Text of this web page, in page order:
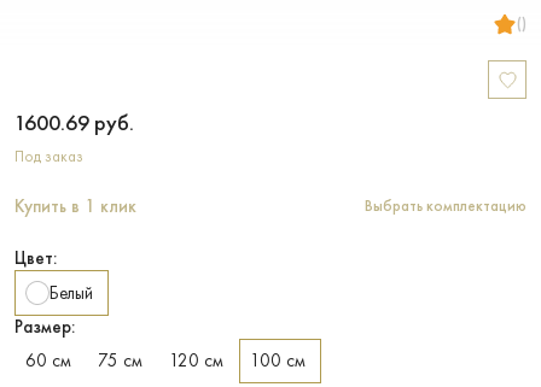
()
1600.69 руб.
Под заказ
Купить в 1 клик Выбрать комплектацию
Цвет:
Белый
Размер:
60 см
75 см 120 см 100 см